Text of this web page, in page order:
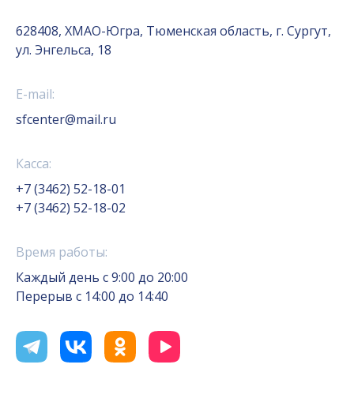
628408, ХМАО-Югра, Тюменская область, г. Сургут,
ул. Энгельса, 18
E-mail:
sfcenter@mail.ru
Касса:
+7 (3462) 52-18-01
+7 (3462) 52-18-02
Время работы:
Каждый день с 9:00 до 20:00
Перерыв с 14:00 до 14:40